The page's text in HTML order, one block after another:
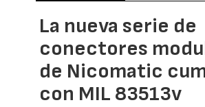
La nueva serie de
conectores
de Nicomatic
con MIL 83513v